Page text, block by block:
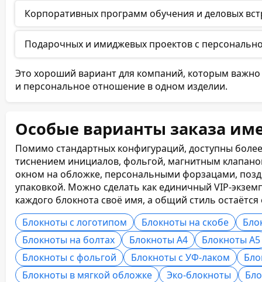
Корпоративных программ обучения и деловых
Подарочных и имиджевых проектов с
Это хороший вариант для компаний, которым
и персональное отношение в одном изделии.
Особые варианты заказа
Помимо стандартных конфигураций, доступны
тиснением инициалов, фольгой, магнитным
окном на обложке, персональными форзацами,
упаковкой. Можно сделать как единичный VIP-
каждого блокнота своё имя, а общий стиль
Блокноты с логотипом
Блокноты на скобе
Блокноты на болтах
Блокноты А4
Блокноты А5
Блокноты с фольгой
Блокноты с УФ-лаком
Блокноты в мягкой обложке
Эко-блокноты